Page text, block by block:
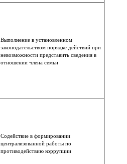
Выполнение в установленном
законодательством порядке действий при
невозможности представить сведения в
отношении члена семьи
Содействие в формировании
централизованной работы по
противодействию коррупции